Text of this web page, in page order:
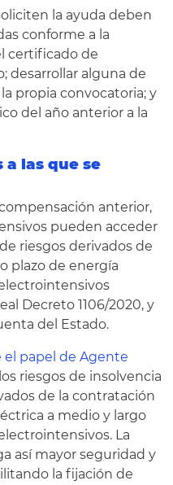
la ayuda deben
conforme a la
certificado de
desarrollar alguna de
propia convocatoria; y
del año anterior a la
a las que se
anterior,
pueden acceder
riesgos derivados de
plazo de energía
Decreto 1106/2020, y
del Estado.
el papel de Agente
riesgos de insolvencia
de la contratación
a medio y largo
La
así mayor seguridad y
la fijación de